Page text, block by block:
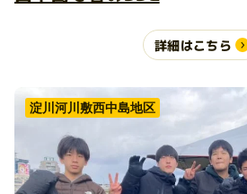
詳細はこちら
淀川河川敷西中島地区